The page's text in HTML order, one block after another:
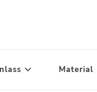
Material